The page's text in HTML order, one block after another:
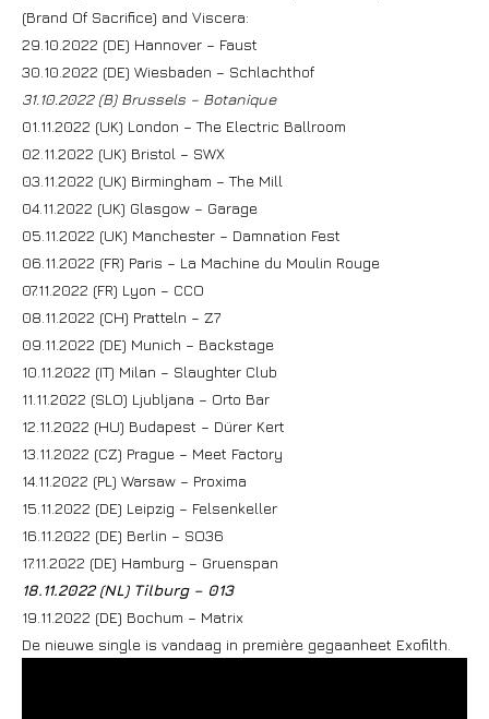
(Brand Of Sacrifice) and Viscera:
29.10.2022 (DE) Hannover – Faust
30.10.2022 (DE) Wiesbaden – Schlachthof
31.10.2022 (B) Brussels – Botanique
01.11.2022 (UK) London – The Electric Ballroom
02.11.2022 (UK) Bristol – SWX
03.11.2022 (UK) Birmingham – The Mill
04.11.2022 (UK) Glasgow – Garage
05.11.2022 (UK) Manchester – Damnation Fest
06.11.2022 (FR) Paris – La Machine du Moulin Rouge
07.11.2022 (FR) Lyon – CCO
08.11.2022 (CH) Pratteln – Z7
09.11.2022 (DE) Munich – Backstage
10.11.2022 (IT) Milan – Slaughter Club
11.11.2022 (SLO) Ljubljana – Orto Bar
12.11.2022 (HU) Budapest – Dürer Kert
13.11.2022 (CZ) Prague – Meet Factory
14.11.2022 (PL) Warsaw – Proxima
15.11.2022 (DE) Leipzig – Felsenkeller
16.11.2022 (DE) Berlin – SO36
17.11.2022 (DE) Hamburg – Gruenspan
18.11.2022 (NL) Tilburg – 013
19.11.2022 (DE) Bochum – Matrix
De nieuwe single is vandaag in première gegaanheet Exofilth.